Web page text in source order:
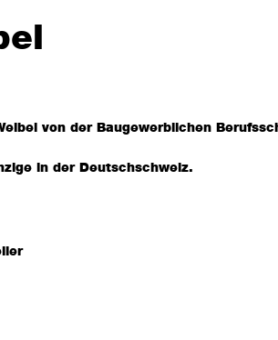
von der Baugewerblichen
in der Deutschschweiz.